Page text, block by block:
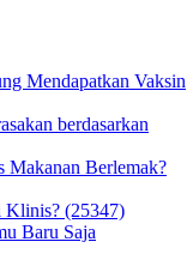
Mendapatkan Vaksin
berdasarkan
Makanan Berlemak?
Klinis? (25347)
Baru Saja